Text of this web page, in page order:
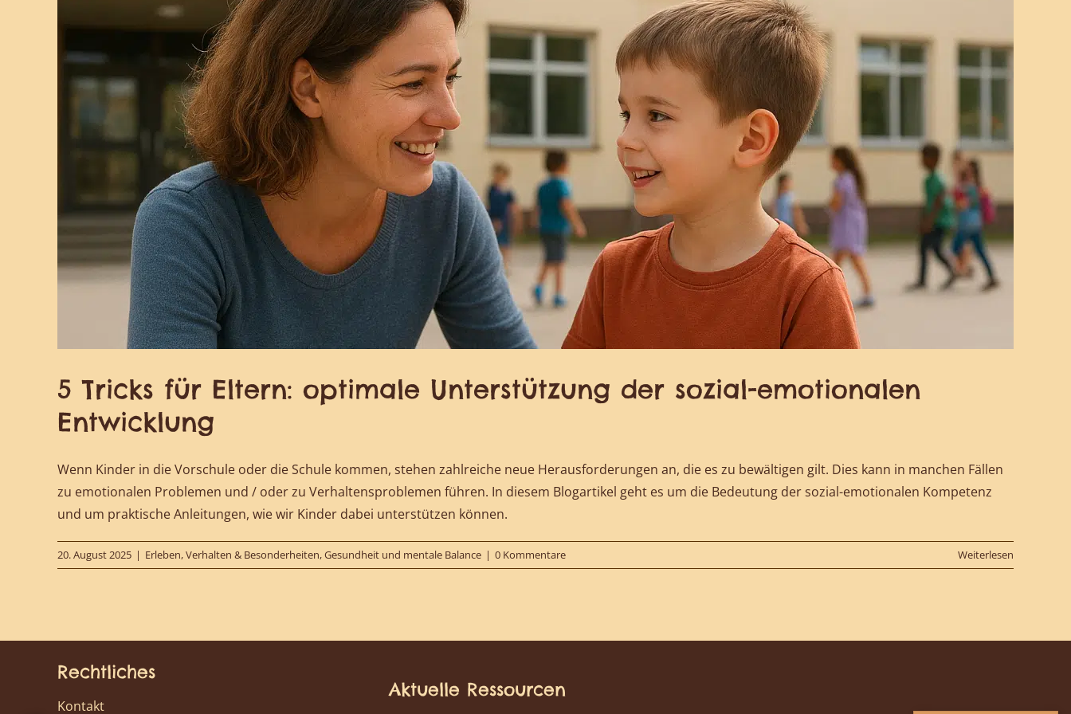
5 Tricks für Eltern: optimale Unterstützung der sozial-emotionalen
Entwicklung
Wenn Kinder in die Vorschule oder die Schule kommen, stehen zahlreiche neue Herausforderungen an, die es zu bewältigen gilt. Dies kann in manchen Fällen
zu emotionalen Problemen und / oder zu Verhaltensproblemen führen. In diesem Blogartikel geht es um die Bedeutung der sozial-emotionalen Kompetenz
und um praktische Anleitungen, wie wir Kinder dabei unterstützen können.
20. August 2025 | Erleben, Verhalten & Besonderheiten,Gesundheit und mentale Balance | 0 Kommentare Weiterlesen
Rechtliches
Kontakt
Aktuelle Ressourcen